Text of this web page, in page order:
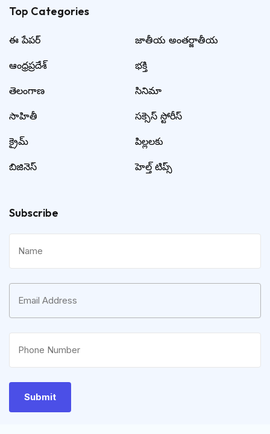
Top Categories​
ఈ పేపర్
ఆంధ్రప్రదేశ్
తెలంగాణ
సాహితీ
క్రైమ్
బిజినెస్
జాతీయ అంతర్జాతీయ
భక్తి
సినిమా
సక్సెస్ స్టోరీస్
పిల్లలకు
హెల్త్ టిప్స్
Subscribe